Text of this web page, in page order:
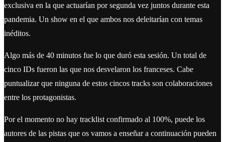
exclusiva en la que actuarían por segunda vez juntos durante esta
pandemia. Un show en el que ambos nos deleitarían con temas
inéditos.
Algo más de 40 minutos fue lo que duró esta sesión. Un total de
cinco IDs fueron las que nos desvelaron los franceses. Cabe
puntualizar que ninguna de estos cincos tracks son colaboraciones
entre los protagonistas.
Por el momento no hay tracklist confirmado al 100%, puede los
autores de las pistas que os vamos a enseñar a continuación pueden